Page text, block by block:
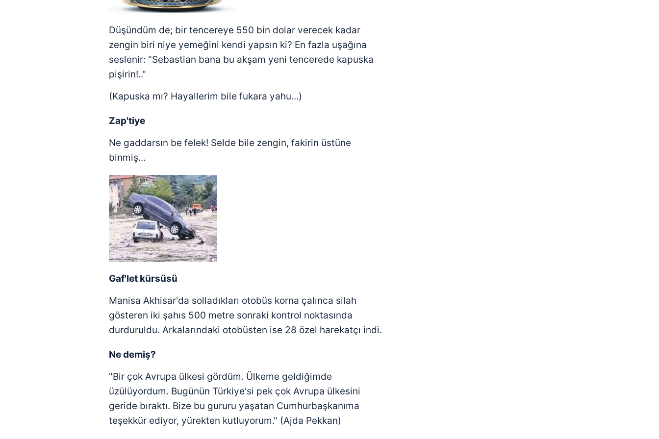
mevzuata uygun olarak kullanılan çerezlerle ilgili bilgi almak için lütfen
Düşündüm de; bir tencereye 550 bin dolar verecek kadar
zengin biri niye yemeğini kendi yapsın ki? En fazla uşağına
seslenir: "Sebastian bana bu akşam yeni tencerede kapuska
pişirin!.."
(Kapuska mı? Hayallerim bile fukara yahu...)
Zap'tiye
Ne gaddarsın be felek! Selde bile zengin, fakirin üstüne
binmiş...
Gaf'let kürsüsü
Manisa Akhisar'da solladıkları otobüs korna çalınca silah
gösteren iki şahıs 500 metre sonraki kontrol noktasında
durduruldu. Arkalarındaki otobüsten ise 28 özel harekatçı indi.
Ne demiş?
"Bir çok Avrupa ülkesi gördüm. Ülkeme geldiğimde
üzülüyordum. Bugünün Türkiye'si pek çok Avrupa ülkesini
geride bıraktı. Bize bu gururu yaşatan Cumhurbaşkanıma
teşekkür ediyor, yürekten kutluyorum." (Ajda Pekkan)